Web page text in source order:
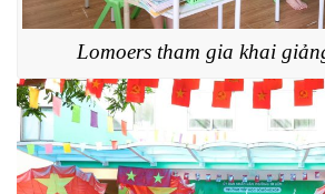
Lomoers tham gia khai